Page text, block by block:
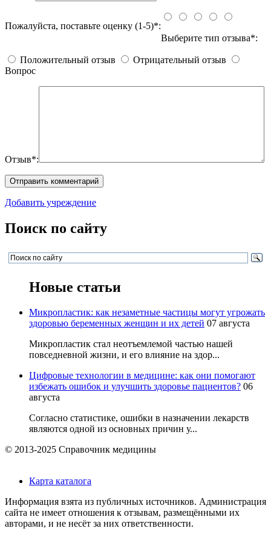
Пожалуйста, поставьте оценку (1-5)*:
Выберите тип отзыва*:
Положительный отзыв
Отрицательный отзыв
Вопрос
Отзыв*:
Добавить учреждение
Поиск по сайту
Новые статьи
Микропластик: как незаметные частицы могут угрожать
здоровью беременных женщин и их детей 07 августа
Микропластик стал неотъемлемой частью нашей
повседневной жизни, и его влияние на здор...
Цифровые технологии в медицине: как они помогают
избежать ошибок и улучшить здоровье пациентов? 06
августа
Согласно статистике, ошибки в назначении лекарств
являются одной из основных причин у...
© 2013-2025 Справочник медицины
Карта каталога
Информация взята из публичных источников. Администрация
сайта не имеет отношения к отзывам, размещёнными их
авторами, и не несёт за них ответственности.